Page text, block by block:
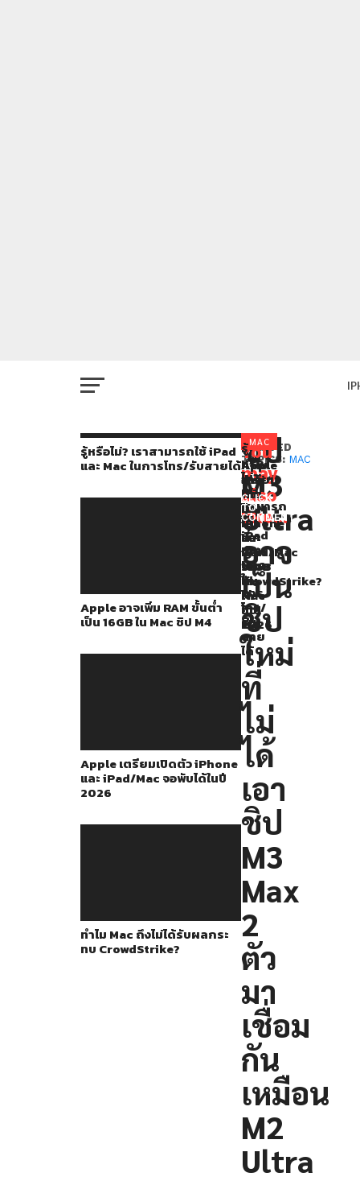
รู้หรือไม่? เราสามารถใช้ iPad
และ Mac ในการโทร/รับสายได้
Apple อาจเพิ่ม RAM ขั้นต่ำ
เป็น 16GB ใน Mac ชิป M4
Apple เตรียมเปิดตัว iPhone
และ iPad/Mac จอพับได้ในปี
2026
ทำไม Mac ถึงไม่ได้รับผลกระ
ทบ CrowdStrike?
MAC
ชิป
M3
Ultra
อาจ
เป็น
ชิป
ใหม่
ที่
ไม่
ได้
เอา
ชิป
M3
Max
2
ตัว
มา
เชื่อม
กัน
เหมือน
M2
Ultra
โดย
ปกติ
แล้ว
ชิป
M-
Series
ของ
Apple
จะ
ประกอบ
ไป
ด้วย
รุ่น
ย่อย
ได้แก่
รุ่น
เริ่ม
ต้น,
Pro,
Max
และ
Ultra
ซึ่ง
รุ่น
Ultra
นั้น
จะ
พิเศษ
กว่า
รุ่น
อื่นๆ
You
may
also
like...
รู้
หรือ
ไม่?
เรา
สามารถ
ใช้
iPad
และ
Mac
ใน
การ
โทร/
รับ
สาย
ได้
Apple
อาจ
เพิ่ม
RAM
ขั้น
ต่ำ
เป็น
16GB
ใน
Mac
ชิป
M4
Apple
เตรียม
เปิด
ตัว
iPhone
และ
iPad/Mac
จอ
พับ
ได้
ในปี
2026
ทำไม
Mac
ถึง
ไม่
ได้
รับ
ผลก
ระทบ
CrowdStrike?
RELATED
TOPICS: MAC
CLICK
TO
COMMENT